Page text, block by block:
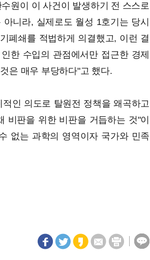
원이 이 사건이 발생하기 전 스스로
니라, 실제로도 월성 1호기는 당시
폐쇄를 적법하게 의결했고, 이런 결
한 수입의 관점에서만 접근한 경제
은 매우 부당하다"고 했다.
인 의도로 탈원전 정책을 왜곡하고
판을 위한 비판을 거듭하는 것"이
없는 과학의 영역이자 국가와 민족